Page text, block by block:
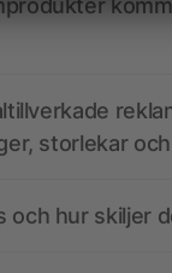
storlekar
hur skiljer